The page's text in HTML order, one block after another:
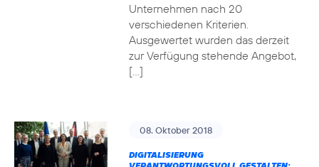
Unternehmen nach 20
verschiedenen Kriterien.
Ausgewertet wurden das derzeit
zur Verfügung stehende Angebot,
[…]
08. Oktober 2018
DIGITALISIERUNG